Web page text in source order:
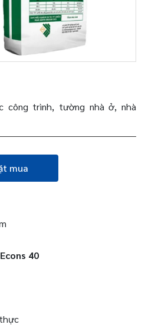
công trình, tường nhà ở, nhà
mua
40